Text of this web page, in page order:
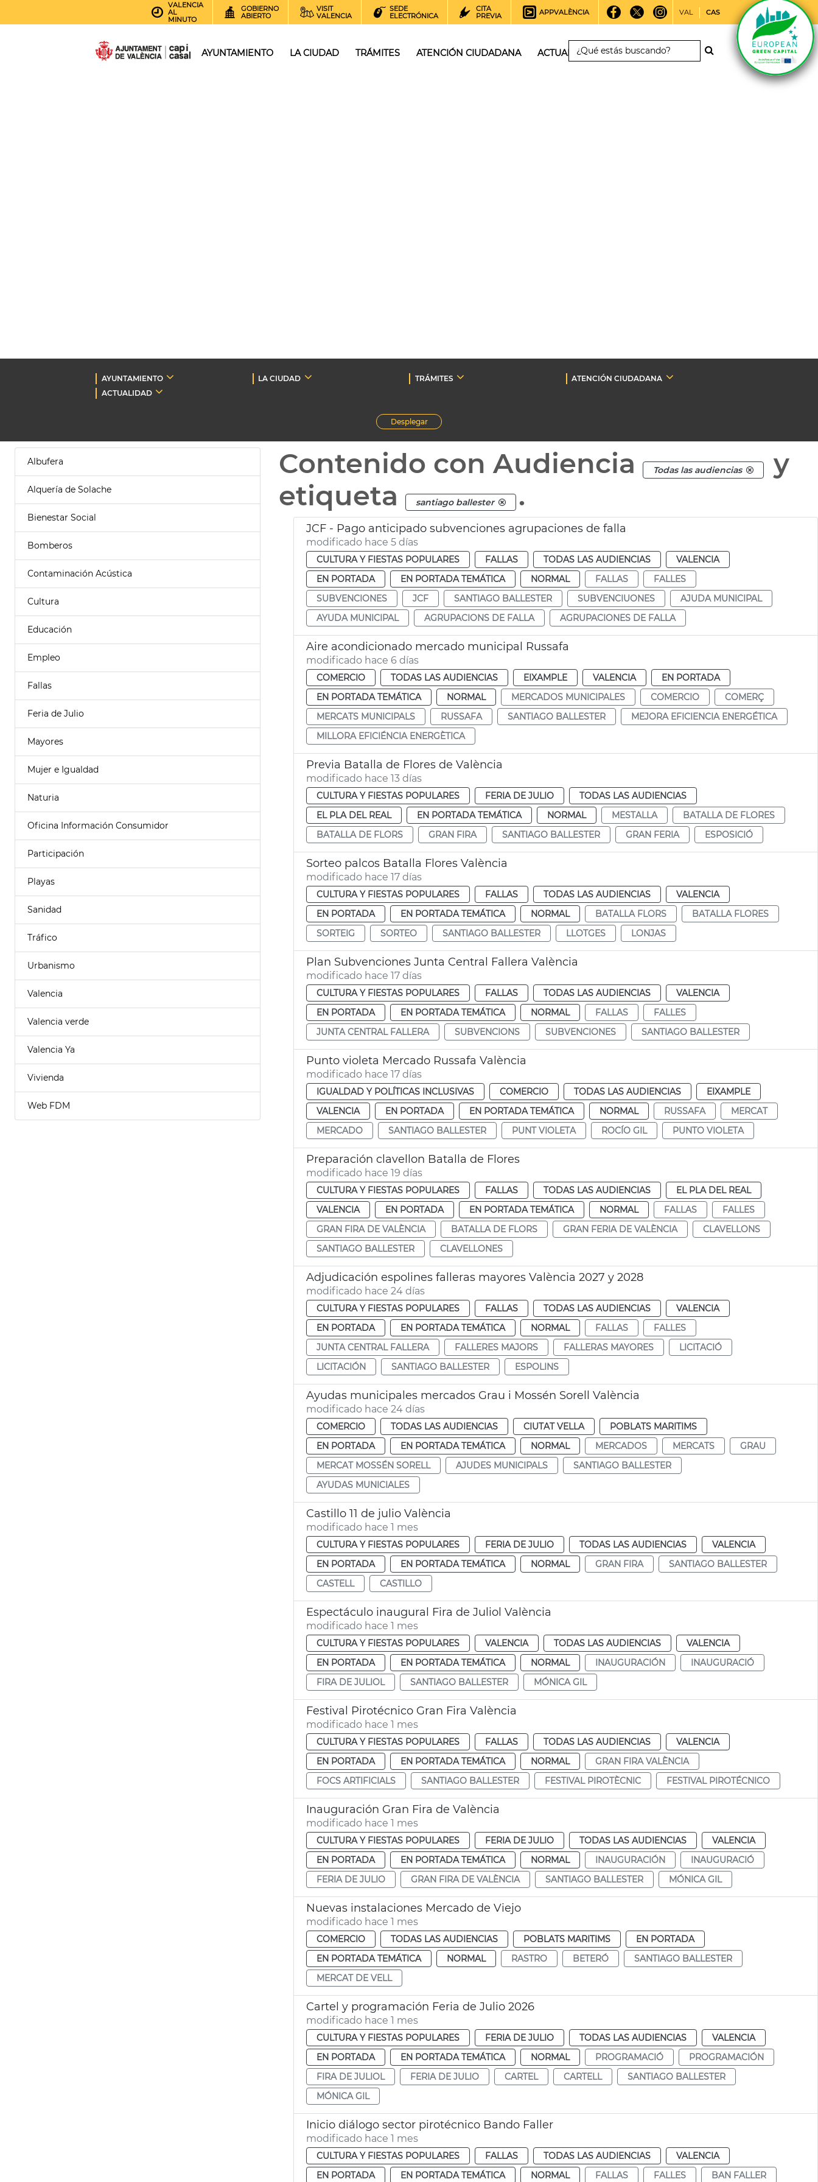
VALENCIA
AL
MINUTO
GOBIERNO
ABIERTO
VISIT
VALENCIA
SEDE
ELECTRÓNICA
CITA
PREVIA
APPVALÈNCIA VAL CAS
AYUNTAMIENTO LA CIUDAD TRÁMITES ATENCIÓN CIUDADANA ACTUALIDAD
AYUNTAMIENTO LA CIUDAD TRÁMITES
ATENCIÓN CIUDADANA
ACTUALIDAD
Desplegar
Albufera
Alquería de Solache
Bienestar Social
Bomberos
Contaminación Acústica
Cultura
Educación
Empleo
Fallas
Feria de Julio
Mayores
Mujer e Igualdad
Naturia
Oficina Información Consumidor
Participación
Playas
Sanidad
Tráfico
Urbanismo
Valencia
Valencia verde
Valencia Ya
Vivienda
Web FDM
Contenido con Audiencia Todas las audiencias
y
etiqueta
santiago ballester .
JCF - Pago anticipado subvenciones agrupaciones de falla
modificado hace 5 días
CULTURA Y FIESTAS POPULARES FALLAS TODAS LAS AUDIENCIAS
VALENCIA
EN PORTADA
EN PORTADA TEMÁTICA NORMAL FALLAS
FALLES
SUBVENCIONES
JCF SANTIAGO BALLESTER SUBVENCIUONES
AJUDA MUNICIPAL
AYUDA MUNICIPAL
AGRUPACIONS DE FALLA AGRUPACIONES DE FALLA
Aire acondicionado mercado municipal Russafa
modificado hace 6 días
COMERCIO TODAS LAS AUDIENCIAS EIXAMPLE VALENCIA
EN PORTADA
EN PORTADA TEMÁTICA
NORMAL MERCADOS MUNICIPALES COMERCIO
COMERÇ
MERCATS MUNICIPALS
RUSSAFA SANTIAGO BALLESTER
MEJORA EFICIENCIA ENERGÉTICA
MILLORA EFICIÉNCIA ENERGÈTICA
Previa Batalla de Flores de València
modificado hace 13 días
CULTURA Y FIESTAS POPULARES FERIA DE JULIO
TODAS LAS AUDIENCIAS
EL PLA DEL REAL
EN PORTADA TEMÁTICA NORMAL MESTALLA
BATALLA DE FLORES
BATALLA DE FLORS
GRAN FIRA SANTIAGO BALLESTER GRAN FERIA ESPOSICIÓ
Sorteo palcos Batalla Flores València
modificado hace 17 días
CULTURA Y FIESTAS POPULARES FALLAS TODAS LAS AUDIENCIAS
VALENCIA
EN PORTADA
EN PORTADA TEMÁTICA NORMAL BATALLA FLORS
BATALLA FLORES
SORTEIG
SORTEO SANTIAGO BALLESTER LLOTGES LONJAS
Plan Subvenciones Junta Central Fallera València
modificado hace 17 días
CULTURA Y FIESTAS POPULARES FALLAS TODAS LAS AUDIENCIAS
VALENCIA
EN PORTADA
EN PORTADA TEMÁTICA NORMAL FALLAS
FALLES
JUNTA CENTRAL FALLERA
SUBVENCIONS SUBVENCIONES SANTIAGO BALLESTER
Punto violeta Mercado Russafa València
modificado hace 17 días
IGUALDAD Y POLÍTICAS INCLUSIVAS COMERCIO TODAS LAS AUDIENCIAS
EIXAMPLE
VALENCIA
EN PORTADA EN PORTADA TEMÁTICA NORMAL RUSSAFA
MERCAT
MERCADO
SANTIAGO BALLESTER PUNT VIOLETA ROCÍO GIL PUNTO VIOLETA
Preparación clavellon Batalla de Flores
modificado hace 19 días
CULTURA Y FIESTAS POPULARES FALLAS TODAS LAS AUDIENCIAS
EL PLA DEL REAL
VALENCIA
EN PORTADA EN PORTADA TEMÁTICA NORMAL FALLAS
FALLES
GRAN FIRA DE VALÈNCIA
BATALLA DE FLORS GRAN FERIA DE VALÈNCIA
CLAVELLONS
SANTIAGO BALLESTER
CLAVELLONES
Adjudicación espolines falleras mayores València 2027 y 2028
modificado hace 24 días
CULTURA Y FIESTAS POPULARES FALLAS TODAS LAS AUDIENCIAS
VALENCIA
EN PORTADA
EN PORTADA TEMÁTICA NORMAL FALLAS
FALLES
JUNTA CENTRAL FALLERA
FALLERES MAJORS FALLERAS MAYORES
LICITACIÓ
LICITACIÓN
SANTIAGO BALLESTER ESPOLINS
Ayudas municipales mercados Grau i Mossén Sorell València
modificado hace 24 días
COMERCIO TODAS LAS AUDIENCIAS CIUTAT VELLA
POBLATS MARITIMS
EN PORTADA
EN PORTADA TEMÁTICA NORMAL MERCADOS MERCATS
GRAU
MERCAT MOSSÉN SORELL
AJUDES MUNICIPALS
SANTIAGO BALLESTER
AYUDAS MUNICIALES
Castillo 11 de julio València
modificado hace 1 mes
CULTURA Y FIESTAS POPULARES FERIA DE JULIO TODAS LAS AUDIENCIAS
VALENCIA
EN PORTADA
EN PORTADA TEMÁTICA NORMAL GRAN FIRA
SANTIAGO BALLESTER
CASTELL
CASTILLO
Espectáculo inaugural Fira de Juliol València
modificado hace 1 mes
CULTURA Y FIESTAS POPULARES VALENCIA TODAS LAS AUDIENCIAS
VALENCIA
EN PORTADA
EN PORTADA TEMÁTICA NORMAL INAUGURACIÓN
INAUGURACIÓ
FIRA DE JULIOL
SANTIAGO BALLESTER MÓNICA GIL
Festival Pirotécnico Gran Fira València
modificado hace 1 mes
CULTURA Y FIESTAS POPULARES FALLAS TODAS LAS AUDIENCIAS
VALENCIA
EN PORTADA
EN PORTADA TEMÁTICA NORMAL
GRAN FIRA VALÈNCIA
FOCS ARTIFICIALS
SANTIAGO BALLESTER FESTIVAL PIROTÈCNIC FESTIVAL PIROTÉCNICO
Inauguración Gran Fira de València
modificado hace 1 mes
CULTURA Y FIESTAS POPULARES FERIA DE JULIO TODAS LAS AUDIENCIAS
VALENCIA
EN PORTADA
EN PORTADA TEMÁTICA NORMAL INAUGURACIÓN
INAUGURACIÓ
FERIA DE JULIO
GRAN FIRA DE VALÈNCIA SANTIAGO BALLESTER MÓNICA GIL
Nuevas instalaciones Mercado de Viejo
modificado hace 1 mes
COMERCIO TODAS LAS AUDIENCIAS POBLATS MARITIMS
EN PORTADA
EN PORTADA TEMÁTICA
NORMAL RASTRO BETERÓ
SANTIAGO BALLESTER
MERCAT DE VELL
Cartel y programación Feria de Julio 2026
modificado hace 1 mes
CULTURA Y FIESTAS POPULARES FERIA DE JULIO TODAS LAS AUDIENCIAS
VALENCIA
EN PORTADA
EN PORTADA TEMÁTICA NORMAL PROGRAMACIÓ
PROGRAMACIÓN
FIRA DE JULIOL
FERIA DE JULIO CARTEL CARTELL
SANTIAGO BALLESTER
MÓNICA GIL
Inicio diálogo sector pirotécnico Bando Faller
modificado hace 1 mes
CULTURA Y FIESTAS POPULARES FALLAS TODAS LAS AUDIENCIAS
VALENCIA
EN PORTADA
EN PORTADA TEMÁTICA NORMAL FALLAS FALLES BAN FALLER